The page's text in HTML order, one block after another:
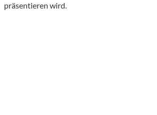
präsentieren wird.